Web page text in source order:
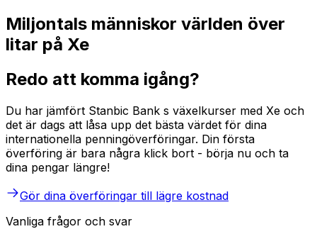
Miljontals människor världen över
litar på Xe
Redo att komma igång?
Du har jämfört Stanbic Bank s växelkurser med Xe och
det är dags att låsa upp det bästa värdet för dina
internationella penningöverföringar. Din första
överföring är bara några klick bort - börja nu och ta
dina pengar längre!
Gör dina överföringar till lägre kostnad
Vanliga frågor och svar